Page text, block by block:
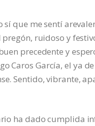
que me sentí
ruidoso y
precedente y
Caros García, el ya
Sentido, vibrante,
ha dado cumplida